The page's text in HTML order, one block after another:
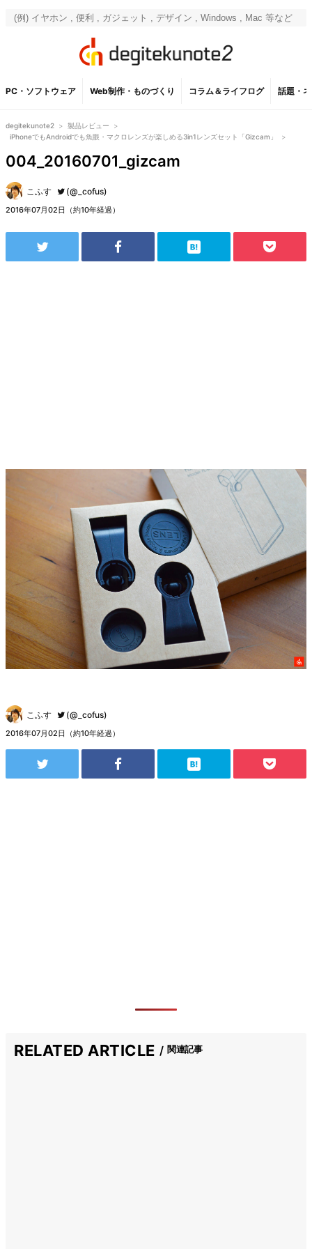
PC・ソフトウェア Web制作・ものづくり コラム＆ライフログ 話題・
degitekunote2 > 製品レビュー
>
iPhoneでもAndroidでも魚眼・マクロレンズが楽しめる3in1レンズセット「Gizcam」
>
004_20160701_gizcam
こふす (@_cofus)
2016年07月02日（約10年経過）
こふす (@_cofus)
2016年07月02日（約10年経過）
RELATED ARTICLE 関連記事